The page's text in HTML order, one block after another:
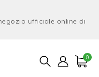
ufficiale online di
0